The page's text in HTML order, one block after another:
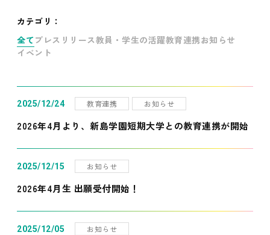
カテゴリ：
全て プレスリリース教員・学生の活躍教育連携お知らせ
イベント
2025/12/24 教育連携 お知らせ
2026年4月より、新島学園短期大学との教育連携が開始
2025/12/15 お知らせ
2026年4月生 出願受付開始！
2025/12/05 お知らせ